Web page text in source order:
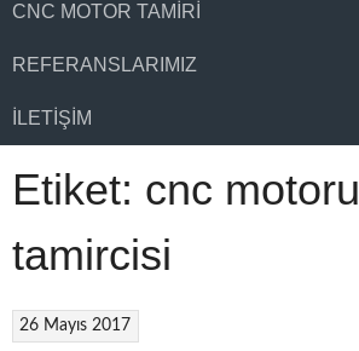
CNC MOTOR TAMIRI
REFERANSLARIMIZ
İLETIŞIM
Etiket: cnc motoru
tamircisi
26 Mayıs 2017